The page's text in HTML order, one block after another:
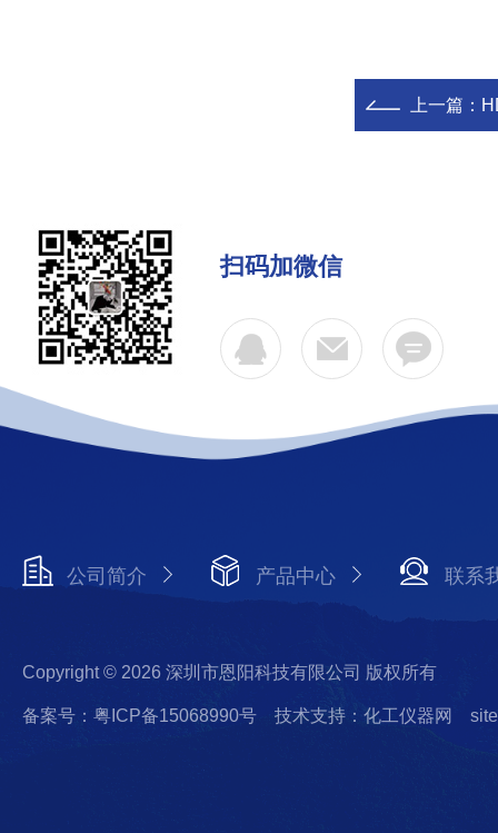
上一篇：
扫码加微信
公司简介 产品中心 联系
Copyright © 2026 深圳市恩阳科技有限公司 版权所有
备案号：粤ICP备15068990号 技术支持：化工仪器网